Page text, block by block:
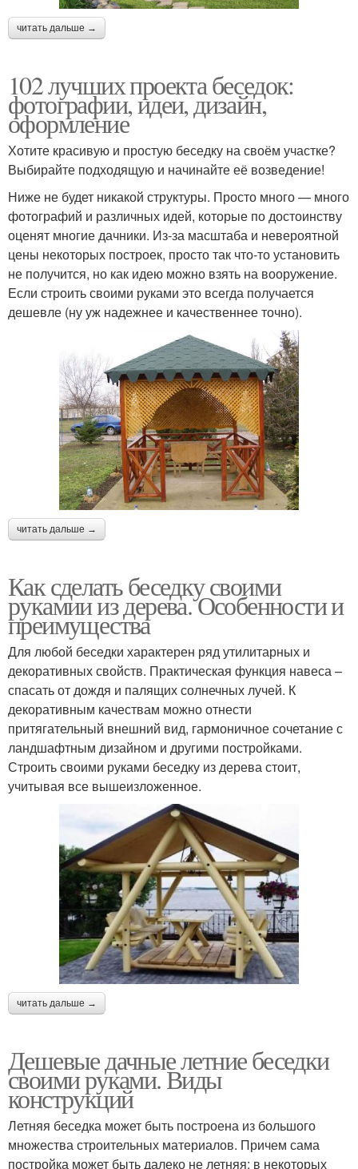
читать дальше →
102 лучших проекта беседок:
фотографии, идеи, дизайн,
оформление
Хотите красивую и простую беседку на своём участке?
Выбирайте подходящую и начинайте её возведение!
Ниже не будет никакой структуры. Просто много — много
фотографий и различных идей, которые по достоинству
оценят многие дачники. Из-за масштаба и невероятной
цены некоторых построек, просто так что-то установить
не получится, но как идею можно взять на вооружение.
Если строить своими руками это всегда получается
дешевле (ну уж надежнее и качественнее точно).
читать дальше →
Как сделать беседку своими
рукамии из дерева. Особенности и
преимущества
Для любой беседки характерен ряд утилитарных и
декоративных свойств. Практическая функция навеса –
спасать от дождя и палящих солнечных лучей. К
декоративным качествам можно отнести
притягательный внешний вид, гармоничное сочетание с
ландшафтным дизайном и другими постройками.
Строить своими руками беседку из дерева стоит,
учитывая все вышеизложенное.
читать дальше →
Дешевые дачные летние беседки
своими руками. Виды
конструкций
Летняя беседка может быть построена из большого
множества строительных материалов. Причем сама
постройка может быть далеко не летняя: в некоторых